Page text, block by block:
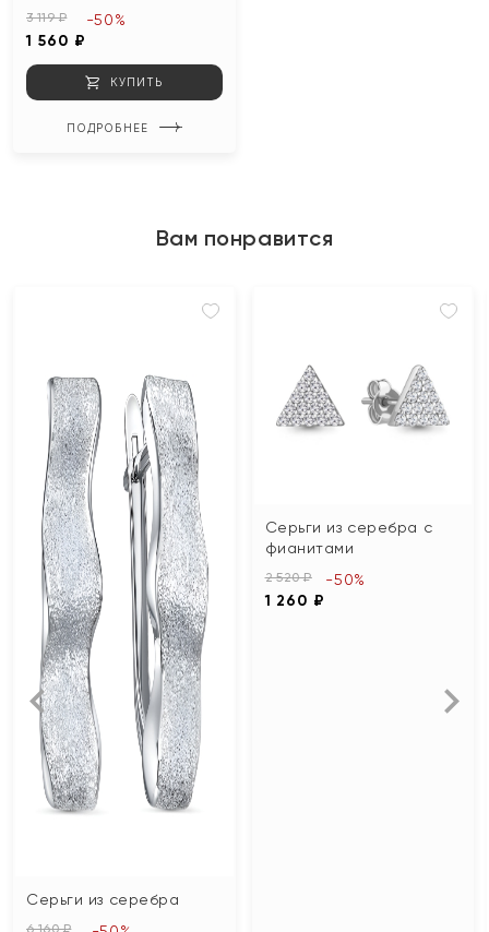
3 119 ₽
1 560 ₽
-50%
КУПИТЬ
ПОДРОБНЕЕ
Вам понравится
Серьги из серебра
6 160 ₽
Серьги из серебра с
фианитами
2 520 ₽
1 260 ₽
-50%